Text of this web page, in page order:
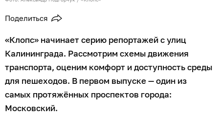
Поделиться
«Клопс» начинает серию репортажей с улиц
Калининграда. Рассмотрим схемы движения
транспорта, оценим комфорт и доступность среды
для пешеходов. В первом выпуске — один из
самых протяжённых проспектов города:
Московский.